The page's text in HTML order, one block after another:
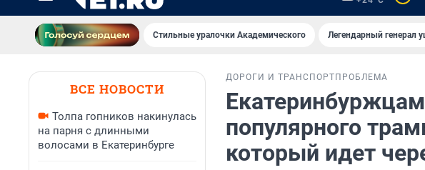
Стильные уралочки Академического Легендарный генерал
ВСЕ НОВОСТИ
Толпа гопников накинулась
на парня с длинными
волосами в Екатеринбурге
ДОРОГИ И ТРАНСПОРТ ПРОБЛЕМА
популярного
который идет